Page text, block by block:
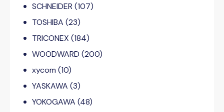
SCHNEIDER (107)
TOSHIBA (23)
TRICONEX (184)
WOODWARD (200)
xycom (10)
YASKAWA (3)
YOKOGAWA (48)